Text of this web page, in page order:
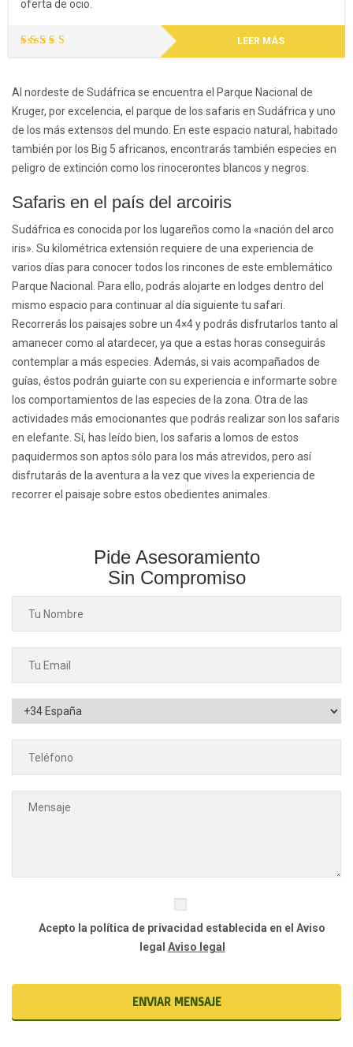
oferta de ocio.
de 5
LEER MÁS
Al nordeste de Sudáfrica se encuentra el Parque Nacional de
Kruger, por excelencia, el parque de los safaris en Sudáfrica y uno
de los más extensos del mundo. En este espacio natural, habitado
también por los Big 5 africanos, encontrarás también especies en
peligro de extinción como los rinocerontes blancos y negros.
Safaris en el país del arcoiris
Sudáfrica es conocida por los lugareños como la «nación del arco
iris». Su kilométrica extensión requiere de una experiencia de
varios días para conocer todos los rincones de este emblemático
Parque Nacional. Para ello, podrás alojarte en lodges dentro del
mismo espacio para continuar al día siguiente tu safari.
Recorrerás los paisajes sobre un 4×4 y podrás disfrutarlos tanto al
amanecer como al atardecer, ya que a estas horas conseguirás
contemplar a más especies. Además, si vais acompañados de
guías, éstos podrán guiarte con su experiencia e informarte sobre
los comportamientos de las especies de la zona. Otra de las
actividades más emocionantes que podrás realizar son los safaris
en elefante. Sí, has leído bien, los safaris a lomos de estos
paquidermos son aptos sólo para los más atrevidos, pero así
disfrutarás de la aventura a la vez que vives la experiencia de
recorrer el paisaje sobre estos obedientes animales.
Pide Asesoramiento
Sin Compromiso
Acepto la política de privacidad establecida en el Aviso
legal Aviso legal